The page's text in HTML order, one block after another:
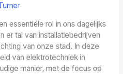
essentiële rol in ons dagelijks
er tal van installatiebedrijven
van onze stad. In deze
van elektrotechniek in
manier, met de focus op